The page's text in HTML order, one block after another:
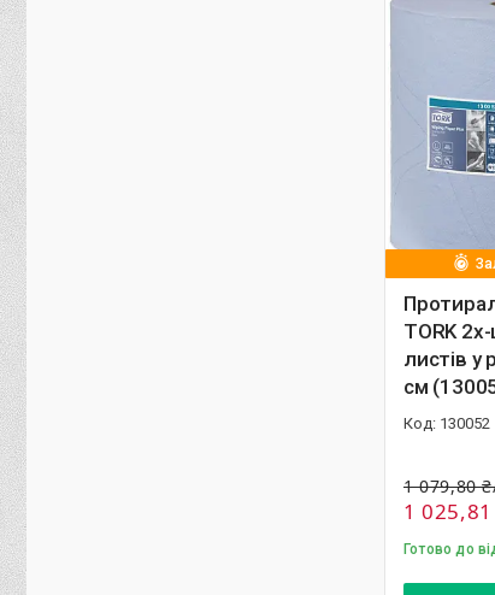
TORK
листів у
см
130052
1 079,80
1
Готово до